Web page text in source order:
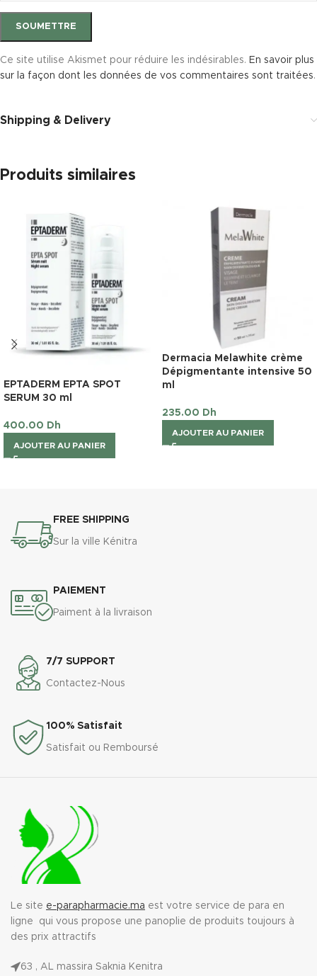
Ce site utilise Akismet pour réduire les indésirables. En savoir plus
sur la façon dont les données de vos commentaires sont traitées.
Shipping & Delivery
Produits similaires
EPTADERM EPTA SPOT
SERUM 30 ml
400.00 Dh
AJOUTER AU PANIER
Dermacia Melawhite crème
Dépigmentante intensive 50
ml
235.00 Dh
AJOUTER AU PANIER
FREE SHIPPING
Sur la ville Kénitra
PAIEMENT
Paiment à la livraison
7/7 SUPPORT
Contactez-Nous
100% Satisfait
Satisfait ou Remboursé
Le site e-parapharmacie.ma est votre service de para en
ligne qui vous propose une panoplie de produits toujours à
des prix attractifs
63 , AL massira Saknia Kenitra